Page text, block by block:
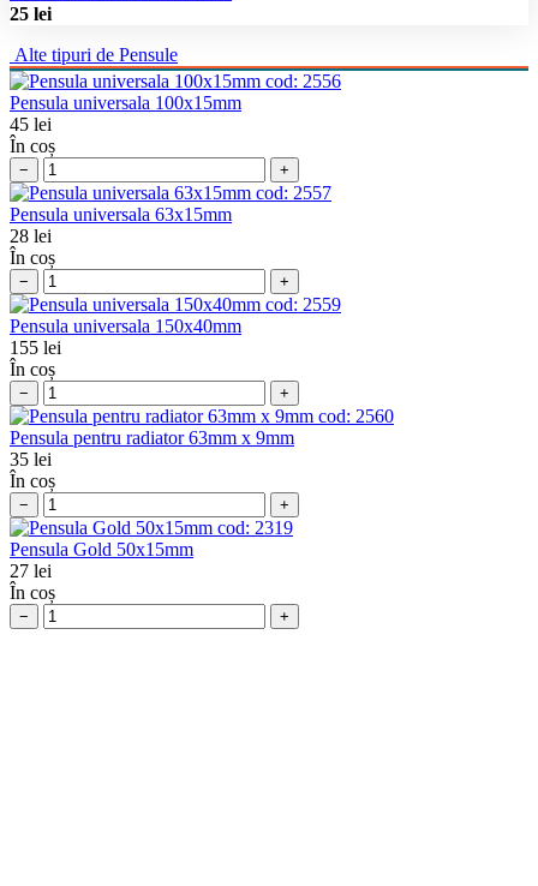
25 lei
Alte tipuri de Pensule
cod: 2556
Pensula universala 100x15mm
45 lei
În coș
− +
cod: 2557
Pensula universala 63x15mm
28 lei
În coș
− +
cod: 2559
Pensula universala 150x40mm
155 lei
În coș
− +
cod: 2560
Pensula pentru radiator 63mm x 9mm
35 lei
În coș
− +
cod: 2319
Pensula Gold 50x15mm
27 lei
În coș
− +